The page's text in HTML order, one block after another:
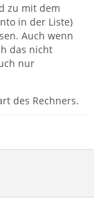
zu mit dem
in der Liste)
Auch wenn
das nicht
nur
des Rechners.